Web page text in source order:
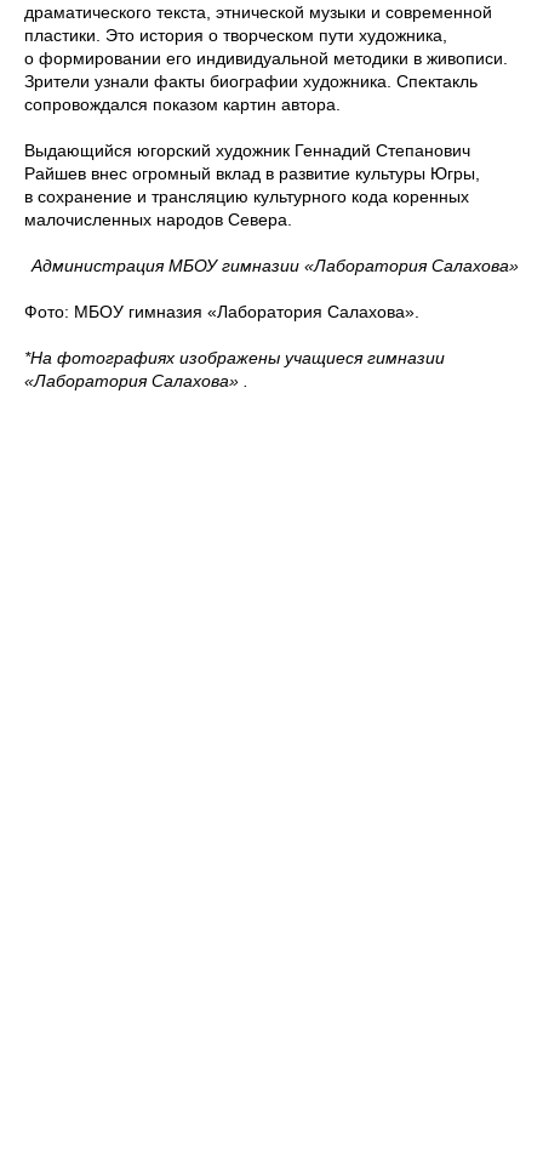
драматического текста, этнической музыки и современной
пластики. Это история о творческом пути художника,
о формировании его индивидуальной методики в живописи.
Зрители узнали факты биографии художника. Спектакль
сопровождался показом картин автора.
Выдающийся югорский художник Геннадий Степанович
Райшев внес огромный вклад в развитие культуры Югры,
в сохранение и трансляцию культурного кода коренных
малочисленных народов Севера.
Администрация МБОУ гимназии «Лаборатория Салахова»
Фото: МБОУ гимназия «Лаборатория Салахова».
*На фотографиях изображены учащиеся гимназии
«Лаборатория Салахова» .